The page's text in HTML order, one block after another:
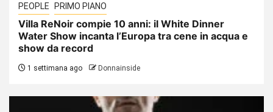
PEOPLE PRIMO PIANO
Villa ReNoir compie 10 anni: il White Dinner
Water Show incanta l’Europa tra cene in acqua e
show da record
1 settimana ago Donnainside